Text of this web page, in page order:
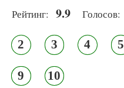
Рейтинг: 9.9 Голосов:
2 3 4 5
9 10